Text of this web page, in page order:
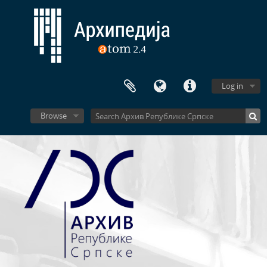
Log in
Browse
[Fonds] 0616 - Државна трговачка академија, 1931 - 1951
[Book] 0001 - Повјерљиви дјеловодни протокол Трговачке академија Брчко, 1926
[Book] 0002 - Књига завршних испита Трговачке академије у Брчком, 1927-1952
[Book] 0003 - Општи прозивник Трговачке академије у Брчком, 1927-1928
[Book] 0004 - Општи прозивник Трговачке академије у Брчком, 1927-1929
[Book] 0005 - Општи прозивник Трговачке академије у Брчком, 1930-1931
[Book] 0006 - Уписница Трговачке академије у Бањалуци, 1931-1933
[Book] 0007 - Огласна књига ученика Трговачке академије у Бањалуци, 1932-1933. 1938-1939
[Book] 0008 - Уписница Трговачке академије у Бањалуци, 1933-1934
[Book] 0009 - Уписница за приватне ученике Трговачке академије у Бањалуци, 1933-1953.
[Book] 0010 - Уписница Трговачке академије у Бањалуци, 1934-1935.